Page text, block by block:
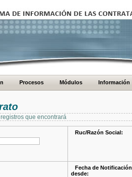
Procesos Módulos Información
que encontrará
Ruc/Razón Social:
Fecha de Notificación
desde: